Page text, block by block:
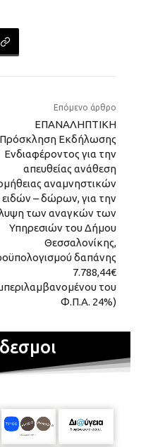
Επόμενο άρθρο
ΕΠΑΝΑΛΗΠΤΙΚΗ
Εκδήλωσης
Ενδιαφέροντος για την
απευθείας ανάθεση
αναμνηστικών
ειδών – δώρων, για την
των αναγκών των
Υπηρεσιών του Δήμου
Θεσσαλονίκης,
δαπάνης
7.788,44€
του
Φ.Π.Α. 24%)